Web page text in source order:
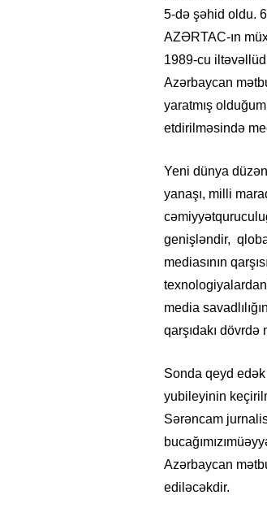
5-də şəhid oldu.
AZƏRTAC-ın
1989-cu
Azərbaycan
yaratmış
etdirilməsində
Yeni dünya
yanaşı, milli
genişləndir,
mediasının
media
qarşıdakı dövrdə
Sonda qeyd
yubileyinin
Sərəncam
Azərbaycan
ediləcəkdir.